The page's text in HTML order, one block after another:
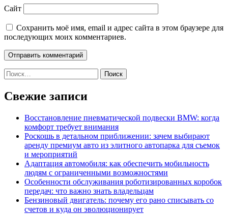
Сайт
Сохранить моё имя, email и адрес сайта в этом браузере для
последующих моих комментариев.
Найти:
Свежие записи
Восстановление пневматической подвески BMW: когда
комфорт требует внимания
Роскошь в детальном приближении: зачем выбирают
аренду премиум авто из элитного автопарка для съемок
и мероприятий
Адаптация автомобиля: как обеспечить мобильность
людям с ограниченными возможностями
Особенности обслуживания роботизированных коробок
передач: что важно знать владельцам
Бензиновый двигатель: почему его рано списывать со
счетов и куда он эволюционирует